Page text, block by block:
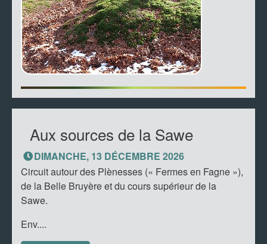
Aux sources de la Sawe
DIMANCHE, 13 DÉCEMBRE 2026
Circuit autour des Plènesses (« Fermes en Fagne »),
de la Belle Bruyère et du cours supérieur de la
Sawe.
Env....